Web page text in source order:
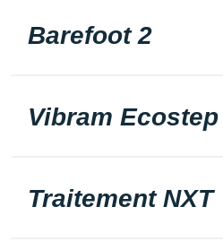
Barefoot 2
Vibram
Traitement NXT